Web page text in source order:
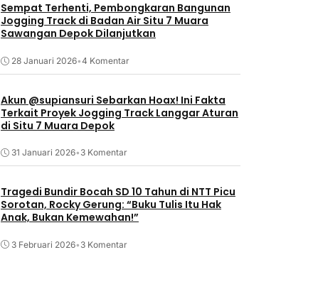
Sempat Terhenti, Pembongkaran Bangunan
Jogging Track di Badan Air Situ 7 Muara
Sawangan Depok Dilanjutkan
28 Januari 2026•4 Komentar
Akun @supiansuri Sebarkan Hoax! Ini Fakta
Terkait Proyek Jogging Track Langgar Aturan
di Situ 7 Muara Depok
31 Januari 2026• 3 Komentar
Tragedi Bundir Bocah SD 10 Tahun di NTT Picu
Sorotan, Rocky Gerung: “Buku Tulis Itu Hak
Anak, Bukan Kemewahan!”
3 Februari 2026• 3 Komentar